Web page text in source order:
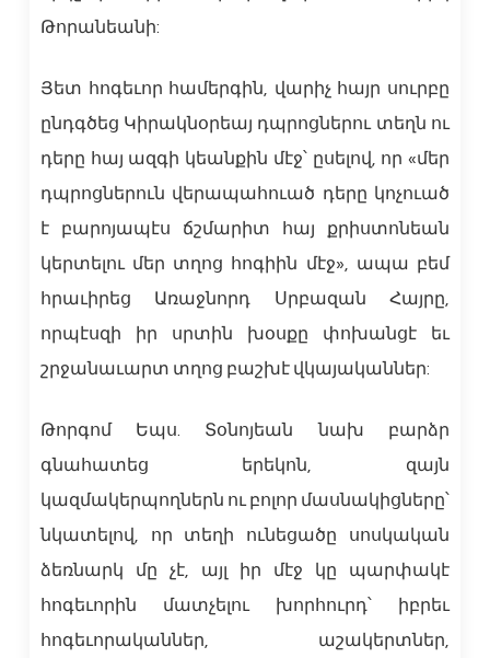
Թորանեանի:
Յետ հոգեւոր համերգին, վարիչ հայր սուրբը
ընդգծեց Կիրակնօրեայ դպրոցներու տեղն ու
դերը հայ ազգի կեանքին մէջ՝ ըսելով, որ «մեր
դպրոցներուն վերապահուած դերը կոչուած
է բարոյապէս ճշմարիտ հայ քրիստոնեան
կերտելու մեր տղոց հոգիին մէջ», ապա բեմ
հրաւիրեց Առաջնորդ Սրբազան Հայրը,
որպէսզի իր սրտին խօսքը փոխանցէ եւ
շրջանաւարտ տղոց բաշխէ վկայականներ:
Թորգոմ Եպս. Տօնոյեան նախ բարձր
գնահատեց երեկոն, զայն
կազմակերպողներն ու բոլոր մասնակիցները՝
նկատելով, որ տեղի ունեցածը սոսկական
ձեռնարկ մը չէ, այլ իր մէջ կը պարփակէ
հոգեւորին մատչելու խորհուրդ՝ իբրեւ
հոգեւորականներ, աշակերտներ,